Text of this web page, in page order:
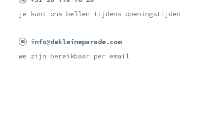
je kunt ons bellen tijdens openingstijden
info@dekleineparade.com
we zijn bereikbaar per email